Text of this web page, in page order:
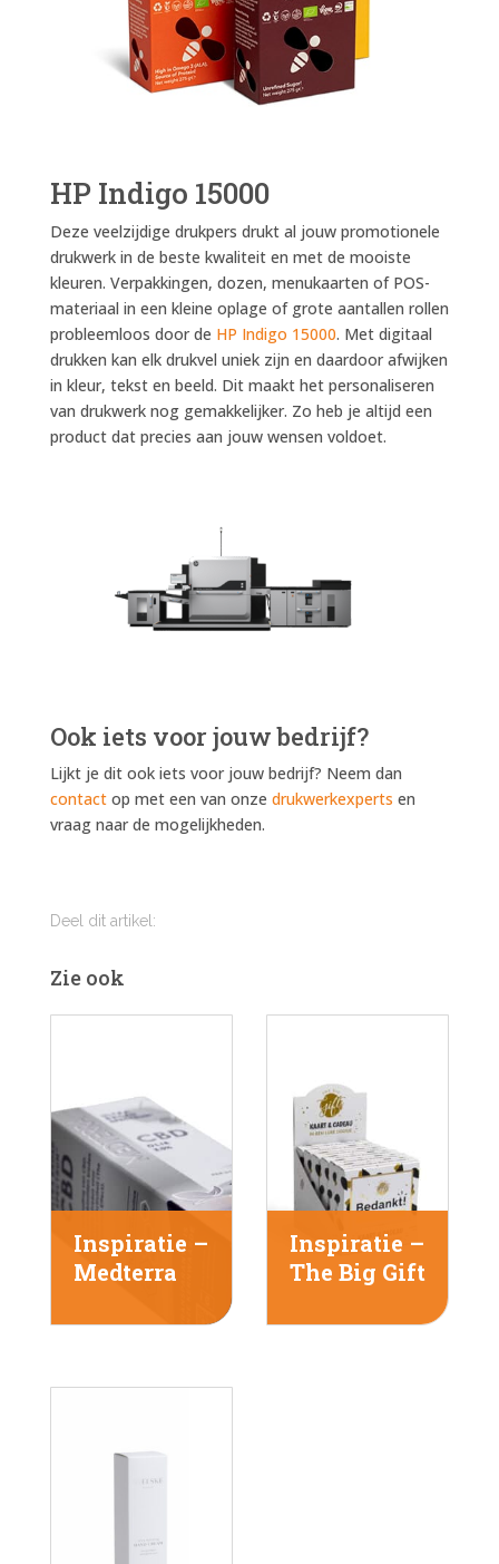
HP Indigo 15000
Deze veelzijdige drukpers drukt al jouw promotionele
drukwerk in de beste kwaliteit en met de mooiste
kleuren. Verpakkingen, dozen, menukaarten of POS-
materiaal in een kleine oplage of grote aantallen rollen
probleemloos door de HP Indigo 15000. Met digitaal
drukken kan elk drukvel uniek zijn en daardoor afwijken
in kleur, tekst en beeld. Dit maakt het personaliseren
van drukwerk nog gemakkelijker. Zo heb je altijd een
product dat precies aan jouw wensen voldoet.
Ook iets voor jouw bedrijf?
Lijkt je dit ook iets voor jouw bedrijf? Neem dan
contactop met een van onze drukwerkexperts en
vraag naar de mogelijkheden.
Deel dit artikel:
Zie ook
Inspiratie –
Medterra
Inspiratie –
The Big Gift